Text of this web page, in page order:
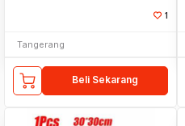
1
Tangerang
Beli Sekarang